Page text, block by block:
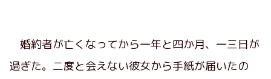
婚約者が亡くなってから一年と四か月、一三日が
過ぎた。二度と会えない彼女から手紙が届いたの